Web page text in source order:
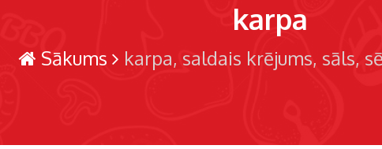
karpa
Sākums karpa saldais krējums sāls